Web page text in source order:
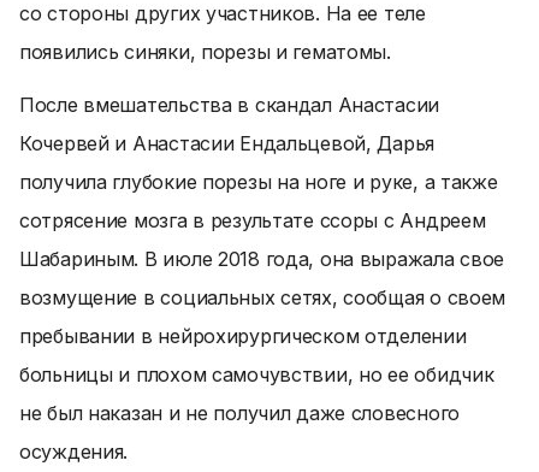
со стороны других участников. На ее теле
появились синяки, порезы и гематомы.
После вмешательства в скандал Анастасии
Кочервей и Анастасии Ендальцевой, Дарья
получила глубокие порезы на ноге и руке, а также
сотрясение мозга в результате ссоры с Андреем
Шабариным. В июле 2018 года, она выражала свое
возмущение в социальных сетях, сообщая о своем
пребывании в нейрохирургическом отделении
больницы и плохом самочувствии, но ее обидчик
не был наказан и не получил даже словесного
осуждения.